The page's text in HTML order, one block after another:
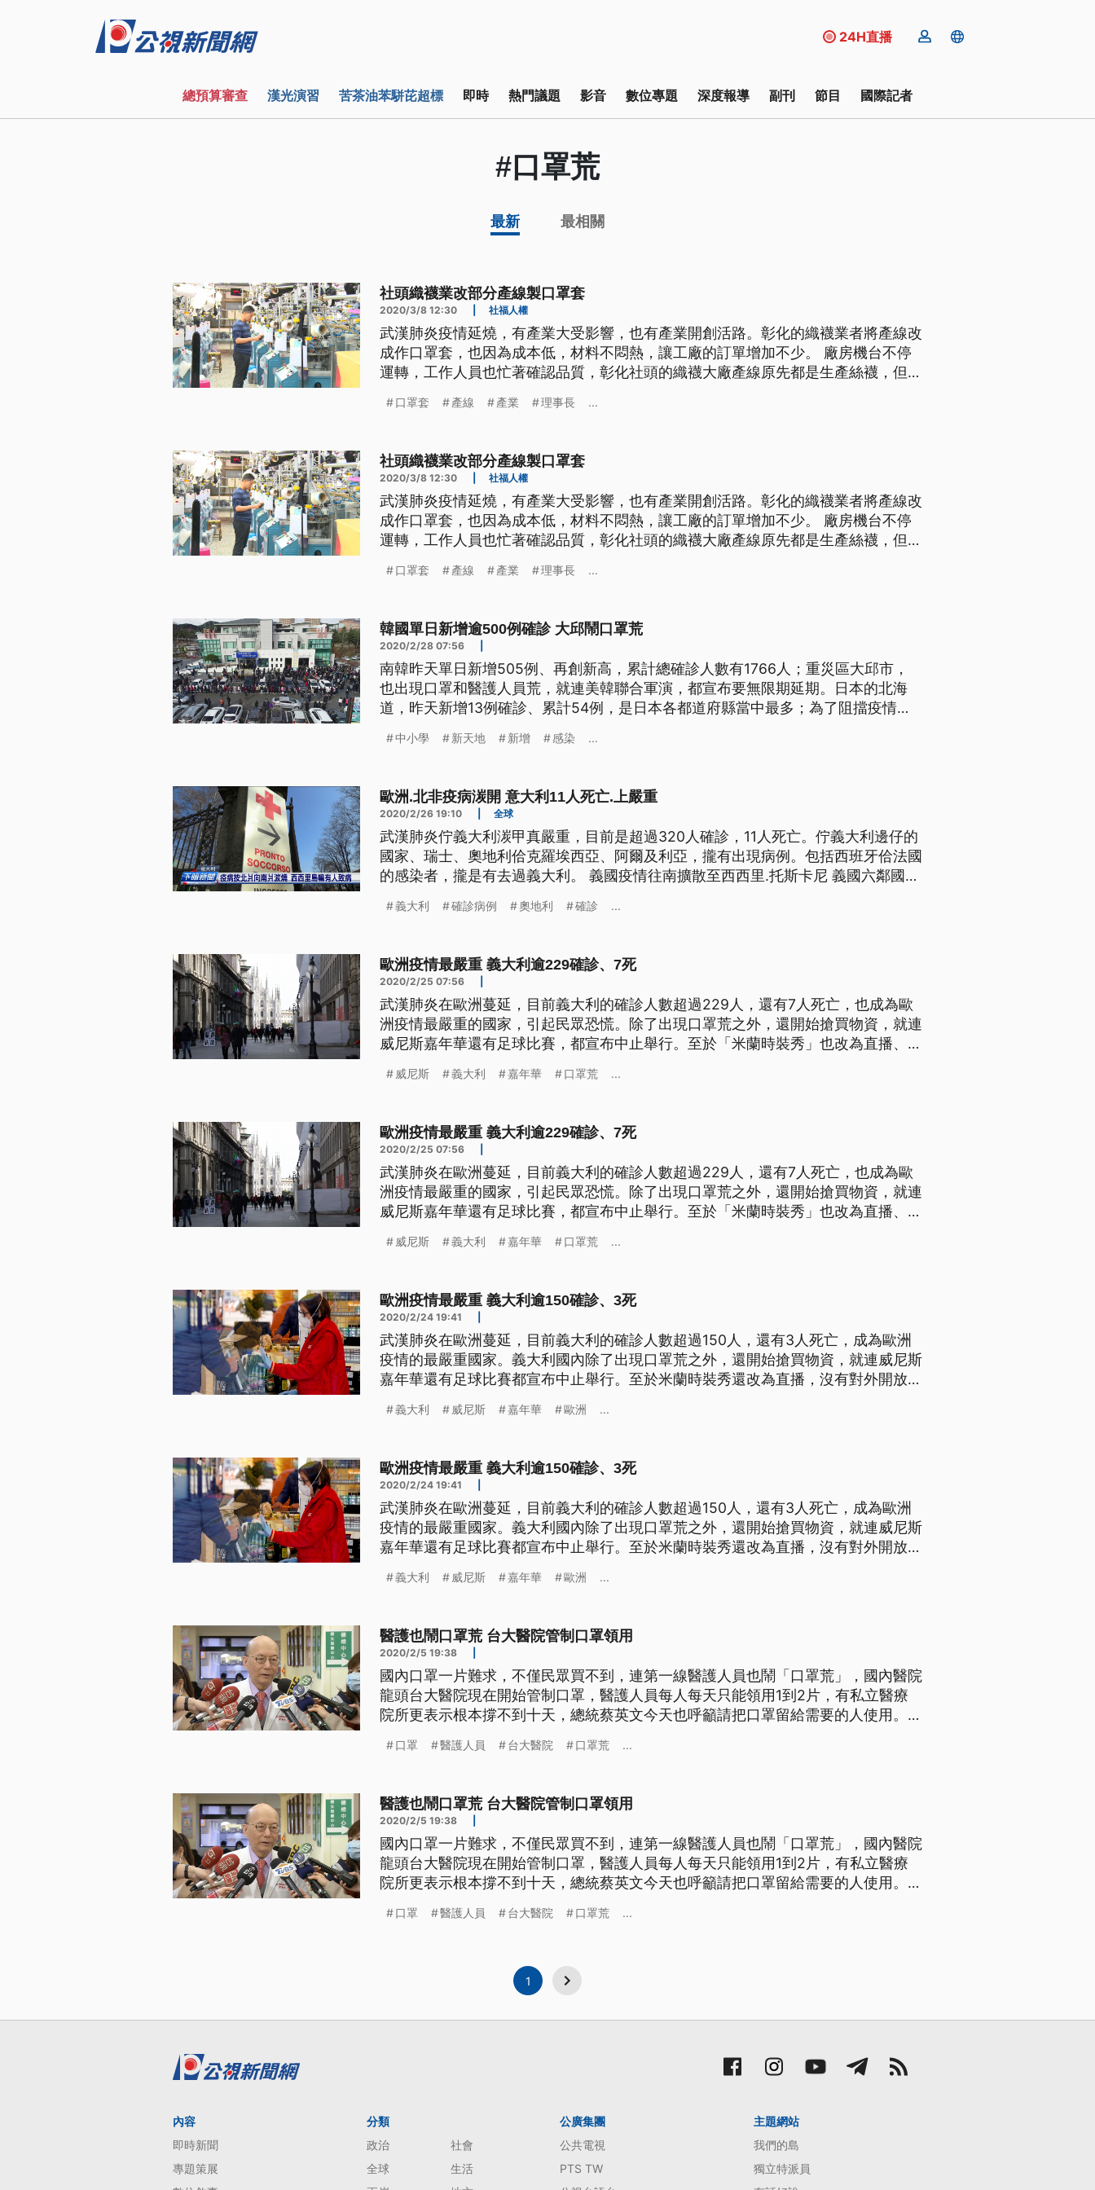
24H直播
總預算審查 漢光演習 苦茶油苯駢芘超標 即時 熱門議題 影音 數位專題 深度報導 副刊 節目 國際記者
#口罩荒
最新 最相關
社頭織襪業改部分產線製口罩套
2020/3/8 12:30 社福人權
武漢肺炎疫情延燒，有產業大受影響，也有產業開創活路。彰化的織襪業者將產線改
成作口罩套，也因為成本低，材料不悶熱，讓工廠的訂單增加不少。 廠房機台不停
運轉，工作人員也忙著確認品質，彰化社頭的織襪大廠產線原先都是生產絲襪，但目
示：「設定它的規格做前後的縫頭起來，機器可以做出這樣的設定，做出這樣的(產
口罩套 產線 產業 理事長 ...
社頭織襪業改部分產線製口罩套
2020/3/8 12:30 社福人權
武漢肺炎疫情延燒，有產業大受影響，也有產業開創活路。彰化的織襪業者將產線改
成作口罩套，也因為成本低，材料不悶熱，讓工廠的訂單增加不少。 廠房機台不停
運轉，工作人員也忙著確認品質，彰化社頭的織襪大廠產線原先都是生產絲襪，但目
示：「設定它的規格做前後的縫頭起來，機器可以做出這樣的設定，做出這樣的(產
口罩套 產線 產業 理事長 ...
韓國單日新增逾500例確診 大邱鬧口罩荒
2020/2/28 07:56
南韓昨天單日新增505例、再創新高，累計總確診人數有1766人；重災區大邱市，
也出現口罩和醫護人員荒，就連美韓聯合軍演，都宣布要無限期延期。日本的北海
道，昨天新增13例確診、累計54例，是日本各都道府縣當中最多；為了阻擋疫情蔓
假結束。 北海道札幌的澄川國小，學校人員用酒精擦拭課桌椅，學生的鞋子，和樓
中小學 新天地 新增 感染 ...
歐洲.北非疫病湠開 意大利11人死亡.上嚴重
2020/2/26 19:10 全球
武漢肺炎佇義大利湠甲真嚴重，目前是超過320人確診，11人死亡。佇義大利邊仔的
國家、瑞士、奧地利佮克羅埃西亞、阿爾及利亞，攏有出現病例。包括西班牙佮法國
的感染者，攏是有去過義大利。 義國疫情往南擴散至西西里.托斯卡尼 義國六鄰國決
燒，超過300多名確診病例，雖然有11座城市進行封城，但疫情已從北部最嚴重的倫
義大利 確診病例 奧地利 確診 ...
歐洲疫情最嚴重 義大利逾229確診、7死
2020/2/25 07:56
武漢肺炎在歐洲蔓延，目前義大利的確診人數超過229人，還有7人死亡，也成為歐
洲疫情最嚴重的國家，引起民眾恐慌。除了出現口罩荒之外，還開始搶買物資，就連
威尼斯嘉年華還有足球比賽，都宣布中止舉行。至於「米蘭時裝秀」也改為直播、沒
全，原本預定25號結束的「威尼斯嘉年華」提前在23號喊停。 義大利國內疫情擴
威尼斯 義大利 嘉年華 口罩荒 ...
歐洲疫情最嚴重 義大利逾229確診、7死
2020/2/25 07:56
武漢肺炎在歐洲蔓延，目前義大利的確診人數超過229人，還有7人死亡，也成為歐
洲疫情最嚴重的國家，引起民眾恐慌。除了出現口罩荒之外，還開始搶買物資，就連
威尼斯嘉年華還有足球比賽，都宣布中止舉行。至於「米蘭時裝秀」也改為直播、沒
全，原本預定25號結束的「威尼斯嘉年華」提前在23號喊停。 義大利國內疫情擴
威尼斯 義大利 嘉年華 口罩荒 ...
歐洲疫情最嚴重 義大利逾150確診、3死
2020/2/24 19:41
武漢肺炎在歐洲蔓延，目前義大利的確診人數超過150人，還有3人死亡，成為歐洲
疫情的最嚴重國家。義大利國內除了出現口罩荒之外，還開始搶買物資，就連威尼斯
嘉年華還有足球比賽都宣布中止舉行。至於米蘭時裝秀還改為直播，沒有對外開放。
持續蔓延，義大利的確診病例，在23號就已經超過150人，還有病患因此死亡，是歐
義大利 威尼斯 嘉年華 歐洲 ...
歐洲疫情最嚴重 義大利逾150確診、3死
2020/2/24 19:41
武漢肺炎在歐洲蔓延，目前義大利的確診人數超過150人，還有3人死亡，成為歐洲
疫情的最嚴重國家。義大利國內除了出現口罩荒之外，還開始搶買物資，就連威尼斯
嘉年華還有足球比賽都宣布中止舉行。至於米蘭時裝秀還改為直播，沒有對外開放。
持續蔓延，義大利的確診病例，在23號就已經超過150人，還有病患因此死亡，是歐
義大利 威尼斯 嘉年華 歐洲 ...
醫護也鬧口罩荒 台大醫院管制口罩領用
2020/2/5 19:38
國內口罩一片難求，不僅民眾買不到，連第一線醫護人員也鬧「口罩荒」，國內醫院
龍頭台大醫院現在開始管制口罩，醫護人員每人每天只能領用1到2片，有私立醫療
院所更表示根本撐不到十天，總統蔡英文今天也呼籲請把口罩留給需要的人使用。
醫院龍頭台大醫院現在也開始管制口罩、分級配發，除了第一線臨床醫護人員一天發
口罩 醫護人員 台大醫院 口罩荒 ...
醫護也鬧口罩荒 台大醫院管制口罩領用
2020/2/5 19:38
國內口罩一片難求，不僅民眾買不到，連第一線醫護人員也鬧「口罩荒」，國內醫院
龍頭台大醫院現在開始管制口罩，醫護人員每人每天只能領用1到2片，有私立醫療
院所更表示根本撐不到十天，總統蔡英文今天也呼籲請把口罩留給需要的人使用。
醫院龍頭台大醫院現在也開始管制口罩、分級配發，除了第一線臨床醫護人員一天發
口罩 醫護人員 台大醫院 口罩荒 ...
1
內容
即時新聞
專題策展
分類
政治
社會
全球
生活
公廣集團
公共電視
PTS TW
主題網站
我們的島
獨立特派員